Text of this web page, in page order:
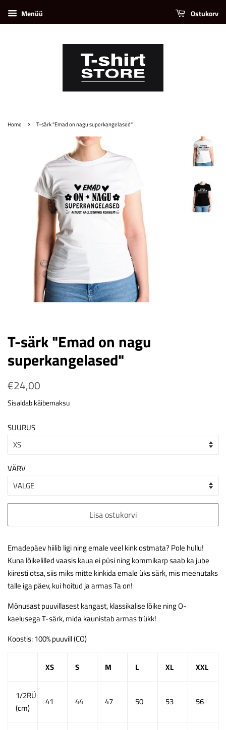
Menüü Ostukorv
Home › T-särk "Emad on nagu superkangelased"
T-särk "Emad on nagu
superkangelased"
Tavahind
€24,00
Sisaldab käibemaksu
SUURUS
VÄRV
Lisa ostukorvi
Emadepäev hiilib ligi ning emale veel kink ostmata? Pole hullu!
Kuna lõikelilled vaasis kaua ei püsi ning kommikarp saab ka jube
kiiresti otsa, siis miks mitte kinkida emale üks särk, mis meenutaks
talle iga päev, kui hoitud ja armas Ta on!
Mõnusast puuvillasest kangast, klassikalise lõike ning O-
kaelusega T-särk, mida kaunistab armas trükk!
Koostis: 100% puuvill (CO)
XS S M L XL XXL
1/2RÜ
(cm)
41 44 47 50 53 56